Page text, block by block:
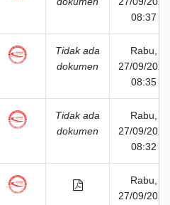
08:37
Tidak ada
dokumen
Rabu,
27/09/2023
08:35
Tidak ada
dokumen
Rabu,
27/09/2023
08:32
Rabu,
27/09/2023